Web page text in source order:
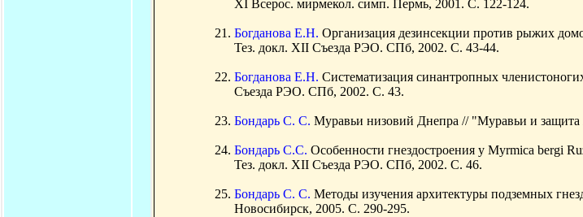
XI Всерос. мирмекол. симп. Пермь, 2001. С. 122-124.
Богданова Е.Н. Организация дезинсекции против рыжих
Тез. докл. XII Съезда РЭО. СПб, 2002. С. 43-44.
Богданова Е.Н. Систематизация синантропных
Съезда РЭО. СПб, 2002. С. 43.
Бондарь С. С. Муравьи низовий Днепра // "Муравьи и
Бондарь С.С. Особенности гнездостроения у Myrmica bergi
Тез. докл. XII Съезда РЭО. СПб, 2002. С. 46.
Бондарь С. С. Методы изучения архитектуры подземных
Новосибирск, 2005. С. 290-295.